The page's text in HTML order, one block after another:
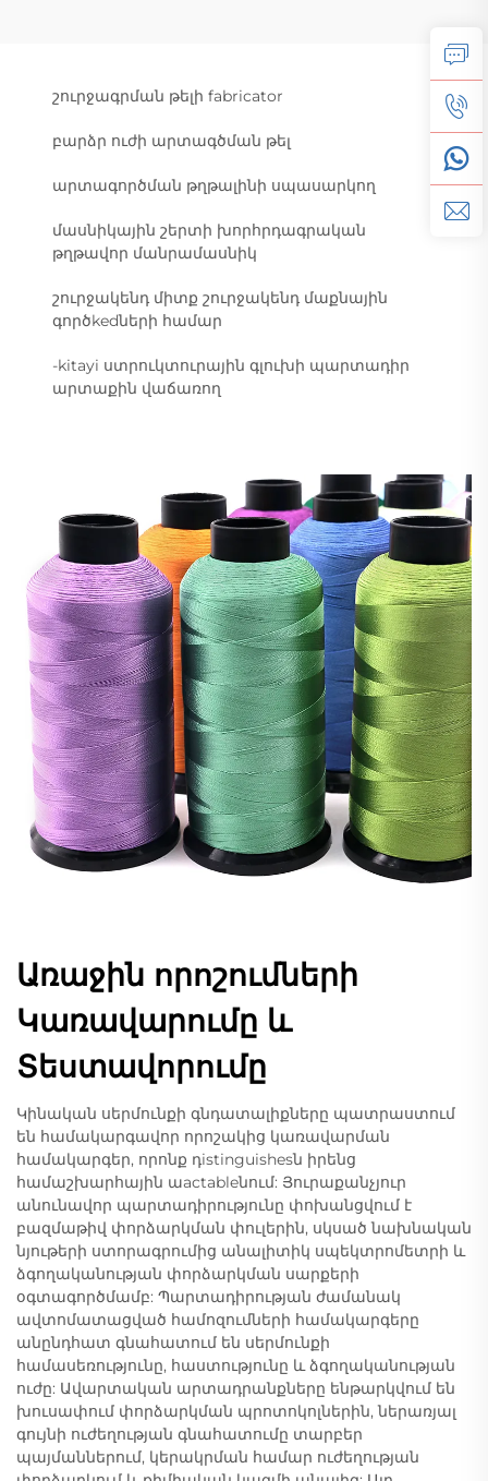
շուրջագրման թելի fabricator
բարձր ուժի արտագծման թել
արտագործման թղթալինի սպասարկող
մասնիկային շերտի խորհրդագրական
թղթավոր մանրամասնիկ
շուրջակենդ միտք շուրջակենդ մաքնային
գործkedների համար
-kitayi ստրուկտուրային գլուխի պարտադիր
արտաքին վաճառող
Առաջին որոշումների
Կառավարումը և
Տեստավորումը
Կինական սերմունքի գնդատալիքները պատրաստում
են համակարգավոր որոշակից կառավարման
համակարգեր, որոնք դistinguishesն իրենց
համաշխարհային աactableնում: Յուրաքանչյուր
անունավոր պարտադիրությունը փոխանցվում է
բազմաթիվ փորձարկման փուլերին, սկսած նախնական
նյութերի ստորագրումից անալիտիկ սպեկտրոմետրի և
ձգողականության փորձարկման սարքերի
օգտագործմամբ: Պարտադիրության ժամանակ
ավտոմատացված համոզումների համակարգերը
անընդհատ գնահատում են սերմունքի
համասեռությունը, հաստությունը և ձգողականության
ուժը: Ավարտական արտադրանքները ենթարկվում են
խուսափում փորձարկման պրոտոկոլներին, ներառյալ
գույնի ուժեղության գնահատումը տարբեր
պայմաններում, կերակրման համար ուժեղության